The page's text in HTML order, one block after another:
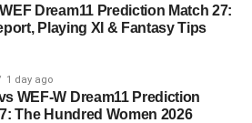
Dream11 Prediction Match 27:
Playing XI & Fantasy Tips
1 day ago
WEF-W Dream11 Prediction
The Hundred Women 2026